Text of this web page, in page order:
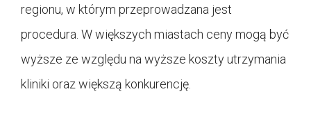
regionu, w którym przeprowadzana jest
procedura. W większych miastach ceny mogą być
wyższe ze względu na wyższe koszty utrzymania
kliniki oraz większą konkurencję.